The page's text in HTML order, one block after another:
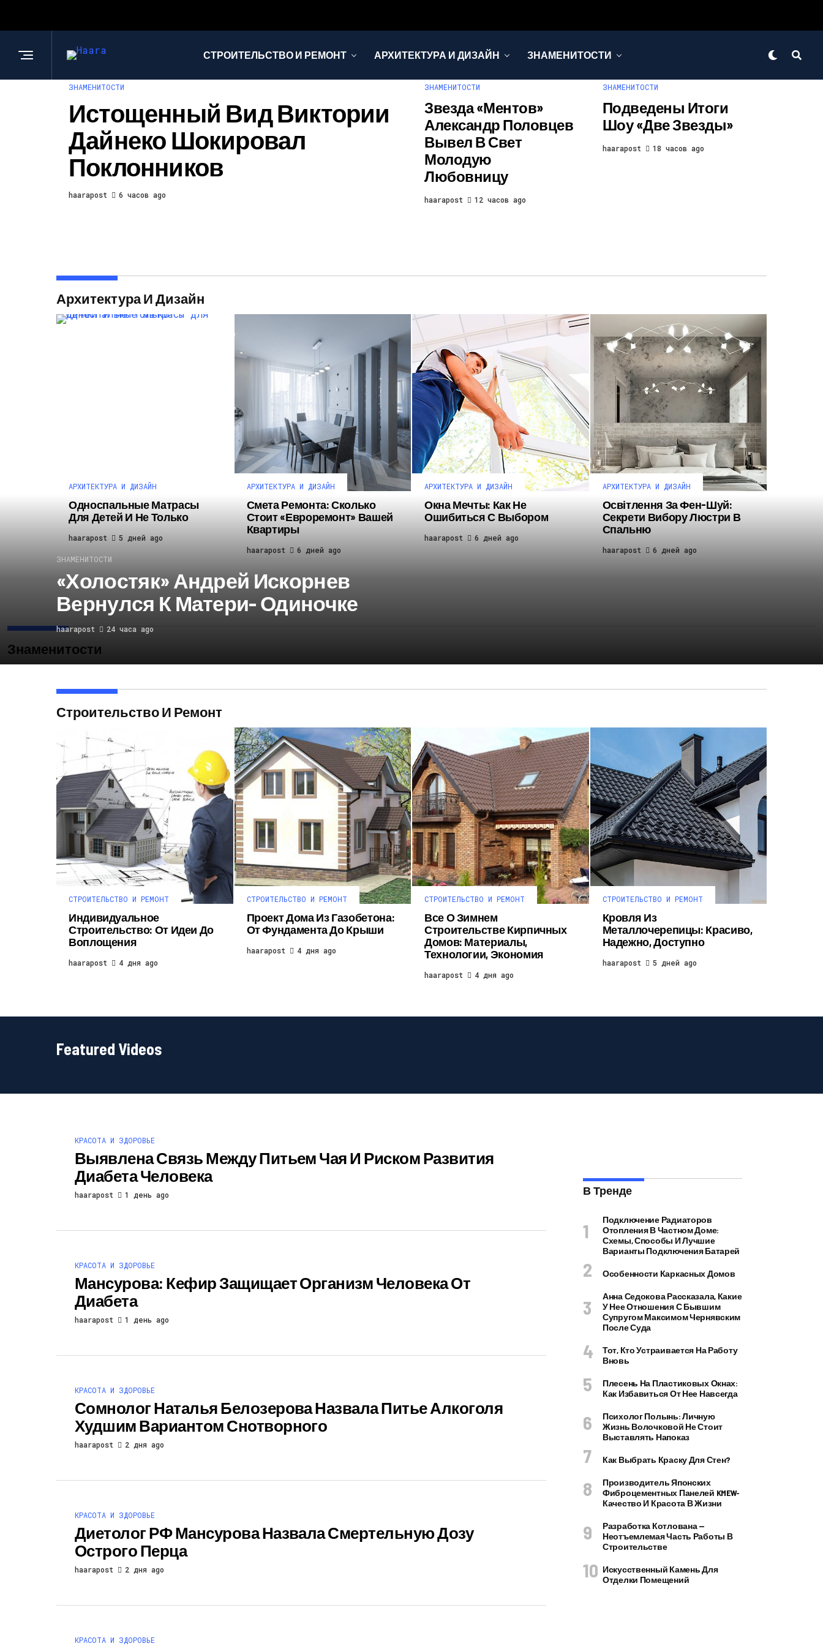
СТРОИТЕЛЬСТВО И РЕМОНТ АРХИТЕКТУРА И ДИЗАЙН ЗНАМЕНИТОСТИ
ЗНАМЕНИТОСТИ
Истощенный Вид Виктории
Дайнеко Шокировал
Поклонников
haarapost 6 часов ago
ЗНАМЕНИТОСТИ
Звезда «Ментов»
Александр Половцев
Вывел В Свет
Молодую
Любовницу
haarapost 12 часов ago
ЗНАМЕНИТОСТИ
Подведены Итоги
Шоу «Две Звезды»
haarapost 18 часов ago
Архитектура И Дизайн
АРХИТЕКТУРА И ДИЗАЙН
Односпальные Матрасы
Для Детей И Не Только
haarapost 5 дней ago
АРХИТЕКТУРА И ДИЗАЙН
Смета Ремонта: Сколько
Стоит «евроремонт» Вашей
Квартиры
haarapost 6 дней ago
АРХИТЕКТУРА И ДИЗАЙН
Окна Мечты: Как Не
Ошибиться С Выбором
haarapost 6 дней ago
АРХИТЕКТУРА И ДИЗАЙН
Освітлення За Фен-Шуй:
Секрети Вибору Люстри В
Спальню
haarapost 6 дней ago
Знаменитости
ЗНАМЕНИТОСТИ
«Холостяк» Андрей Искорнев
Вернулся К Матери- Одиночке
haarapost 24 часа ago
Строительство И Ремонт
СТРОИТЕЛЬСТВО И РЕМОНТ
Индивидуальное
Строительство: От Идеи До
Воплощения
haarapost 4 дня ago
СТРОИТЕЛЬСТВО И РЕМОНТ
Проект Дома Из Газобетона:
От Фундамента До Крыши
haarapost 4 дня ago
СТРОИТЕЛЬСТВО И РЕМОНТ
Все О Зимнем
Строительстве Кирпичных
Домов: Материалы,
Технологии, Экономия
haarapost 4 дня ago
СТРОИТЕЛЬСТВО И РЕМОНТ
Кровля Из
Металлочерепицы: Красиво,
Надежно, Доступно
haarapost 5 дней ago
Featured Videos
КРАСОТА И ЗДОРОВЬЕ
Выявлена Связь Между Питьем Чая И Риском Развития
Диабета Человека
haarapost 1 день ago
КРАСОТА И ЗДОРОВЬЕ
Мансурова: Кефир Защищает Организм Человека От
Диабета
haarapost 1 день ago
КРАСОТА И ЗДОРОВЬЕ
Сомнолог Наталья Белозерова Назвала Питье Алкоголя
Худшим Вариантом Снотворного
haarapost 2 дня ago
КРАСОТА И ЗДОРОВЬЕ
Диетолог РФ Мансурова Назвала Смертельную Дозу
Острого Перца
haarapost 2 дня ago
КРАСОТА И ЗДОРОВЬЕ
В Тренде
Подключение Радиаторов
Отопления В Частном Доме:
Схемы, Способы И Лучшие
Варианты Подключения Батарей
Особенности Каркасных Домов
Анна Седокова Рассказала, Какие
У Нее Отношения С Бывшим
Супругом Максимом Чернявским
После Суда
Тот, Кто Устраивается На Работу
Вновь
Плесень На Пластиковых Окнах:
Как Избавиться От Нее Навсегда
Психолог Полынь: Личную
Жизнь Волочковой Не Стоит
Выставлять Напоказ
Как Выбрать Краску Для Стен?
Производитель Японских
Фиброцементных Панелей KMEW-
Качество И Красота В Жизни
Разработка Котлована —
Неотъемлемая Часть Работы В
Строительстве
Искусственный Камень Для
Отделки Помещений